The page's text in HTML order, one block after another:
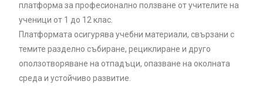
платформа за професионално ползване от учителите на
ученици от 1 до 12 клас.
Платформата осигурява учебни материали, свързани с
темите разделно събиране, рециклиране и друго
оползотворяване на отпадъци, опазване на околната
среда и устойчиво развитие.